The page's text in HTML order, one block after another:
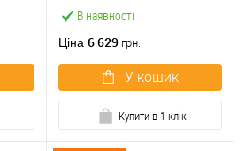
В наявності
Ціна 6 629 грн.
У кошик
Купити в 1 клік